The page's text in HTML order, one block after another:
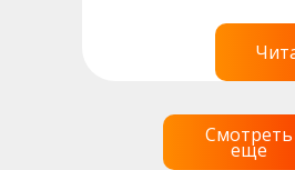
Смотреть
еще